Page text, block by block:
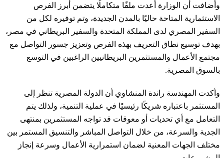
وأضافت أن الوزارة أعدت ملفًا متكاملًا يتضمن أبرز الفرص
الاستثمارية المتاحة حاليًا بالمدن الجديدة، وتم توفيره لكل من
السفير المصري لدى المملكة المتحدة والسفير البريطاني في مصر،
بهدف توسيع نطاق التعريف بهذه الفرص وتعزيز جسور التواصل مع
مجتمع الأعمال والمستثمرين البريطانيين الراغبين في التوسع
بالسوق المصرية.
وأكدت المهندسة راندة المنشاوي أن الدولة المصرية تنظر إلى
المستثمر باعتباره شريكًا رئيسيًا في عملية التنمية، ولذلك يتم
التعامل مع أي تحديات أو معوقات قد تواجه المستثمرين بمنتهى
الجدية والسرعة، من خلال التواصل المباشر والتنسيق المستمر بين
مختلف الجهات المعنية لضمان استمرارية الأعمال وسرعة إنجاز